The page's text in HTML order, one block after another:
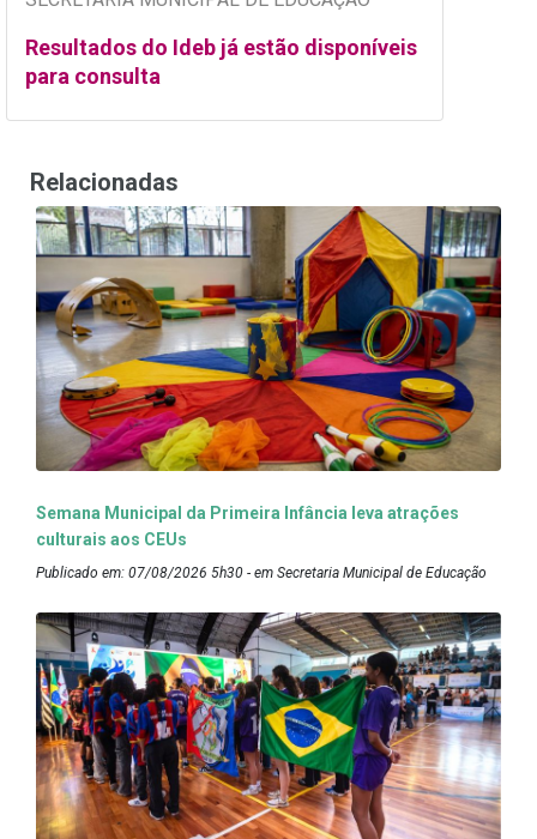
Resultados do Ideb já estão disponíveis
para consulta
Relacionadas
Semana Municipal da Primeira Infância leva atrações
culturais aos CEUs
Publicado em: 07/08/2026 5h30 - em Secretaria Municipal de Educação